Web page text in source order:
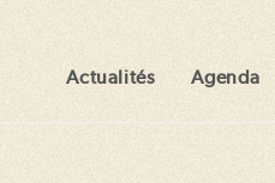
Actualités Agenda